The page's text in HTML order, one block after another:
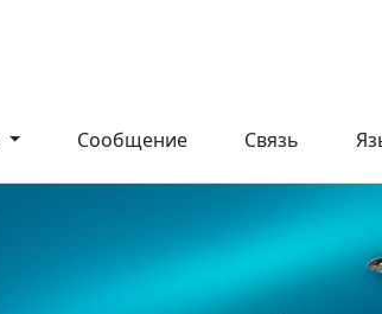
Сообщение Связь